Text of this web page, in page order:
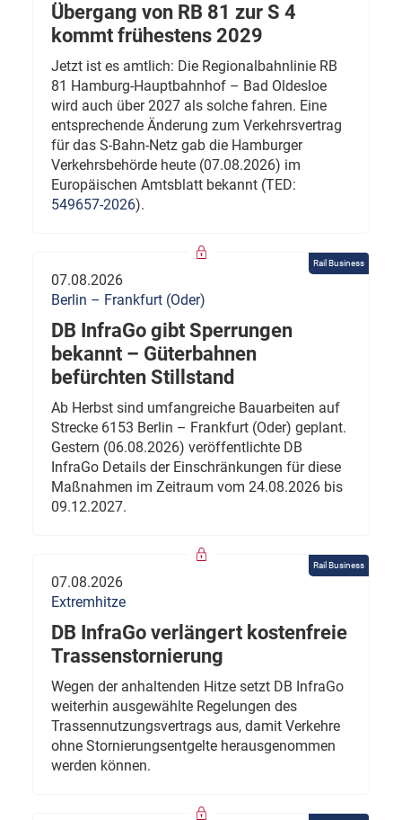
Übergang von RB 81 zur S 4
kommt frühestens 2029
Jetzt ist es amtlich: Die Regionalbahnlinie RB
81 Hamburg-Hauptbahnhof – Bad Oldesloe
wird auch über 2027 als solche fahren. Eine
entsprechende Änderung zum Verkehrsvertrag
für das S-Bahn-Netz gab die Hamburger
Verkehrsbehörde heute (07.08.2026) im
Europäischen Amtsblatt bekannt (TED:
549657-2026).
Rail Business
07.08.2026
Berlin – Frankfurt (Oder)
DB InfraGo gibt Sperrungen
bekannt – Güterbahnen
befürchten Stillstand
Ab Herbst sind umfangreiche Bauarbeiten auf
Strecke 6153 Berlin – Frankfurt (Oder) geplant.
Gestern (06.08.2026) veröffentlichte DB
InfraGo Details der Einschränkungen für diese
Maßnahmen im Zeitraum vom 24.08.2026 bis
09.12.2027.
Rail Business
07.08.2026
Extremhitze
DB InfraGo verlängert kostenfreie
Trassenstornierung
Wegen der anhaltenden Hitze setzt DB InfraGo
weiterhin ausgewählte Regelungen des
Trassennutzungsvertrags aus, damit Verkehre
ohne Stornierungsentgelte herausgenommen
werden können.